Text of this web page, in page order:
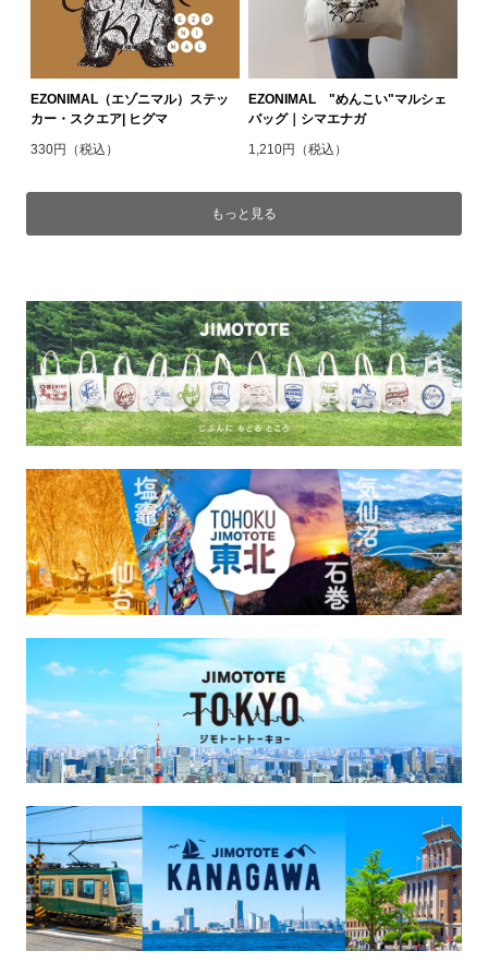
EZONIMAL（エゾニマル）ステッ
カー・スクエア| ヒグマ
330円（税込）
EZONIMAL "めんこい"マルシェ
バッグ｜シマエナガ
1,210円（税込）
もっと見る